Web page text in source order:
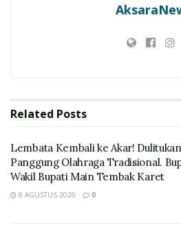
Lembata Kembali ke Akar!
Melalui siaran pers yang
20 Oktober 2025 Kepala
melalui Kasi Intel Moh. Risal
Penggeledahan dilakukan pada
Related Posts
Lembata Kembali ke Akar!
Panggung Olahraga Tradisional.
Wakil Bupati Main Tembak Karet
8 AGUSTUS 2026 0